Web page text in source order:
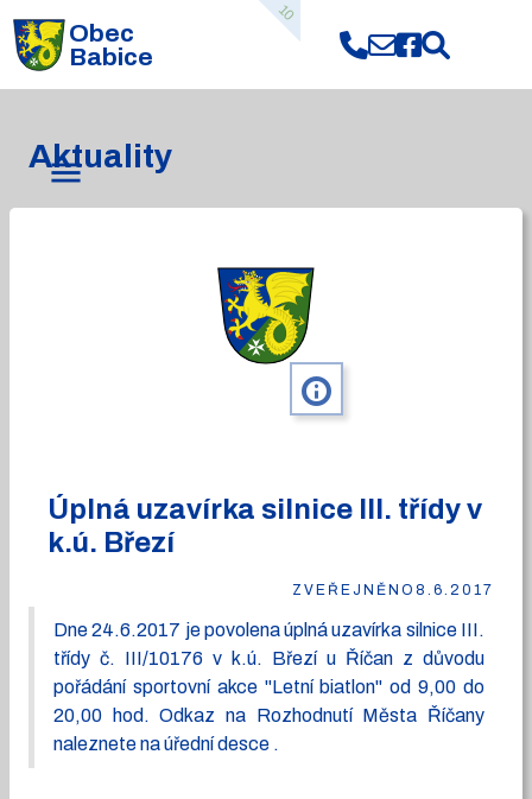
Obec
Babice
10
Aktuality
info
Úplná uzavírka silnice III. třídy v
k.ú. Březí
ZVEŘEJNĚNO 8.6.2017
Dne 24.6.2017 je povolena úplná uzavírka silnice III.
třídy č. III/10176 v k.ú. Březí u Říčan z důvodu
pořádání sportovní akce "Letní biatlon" od 9,00 do
20,00 hod. Odkaz na Rozhodnutí Města Říčany
naleznete na úřední desce .